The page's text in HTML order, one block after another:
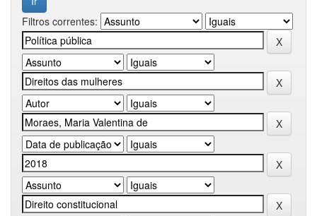
Filtros correntes: